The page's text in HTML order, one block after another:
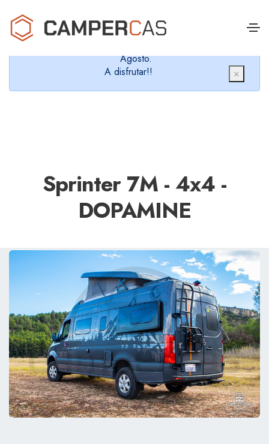
Cerramos en verano, que nos queremos dar un
chapuzón y refrescarnos.
Agosto.
A disfrutar!!
×
Sprinter 7M - 4x4 -
DOPAMINE